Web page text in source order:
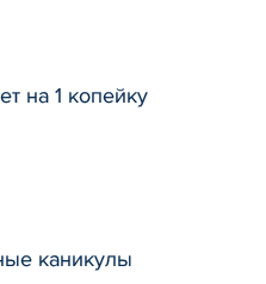
на 1 копейку
каникулы